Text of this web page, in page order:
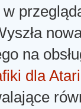
w
na
dla Atari